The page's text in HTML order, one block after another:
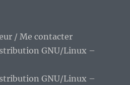
/ Me contacter
GNU/Linux –
GNU/Linux –